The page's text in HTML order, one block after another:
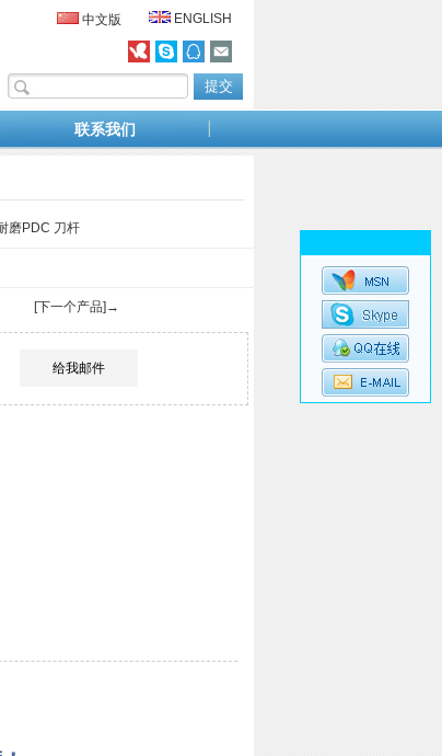
中文版 ENGLISH
联系我们
磨PDC 刀杆
[下一个产品]→
给我邮件